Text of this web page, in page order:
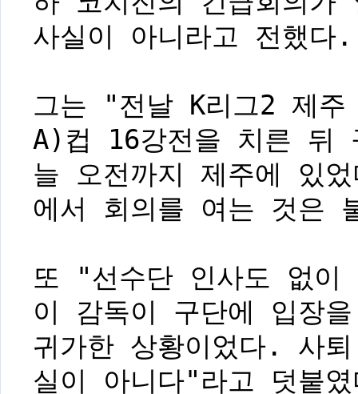
사실이 아니라고 전했다.
그는 "전날 K리그2 제주
A)컵 16강전을 치른 뒤
늘 오전까지 제주에 있
에서 회의를 여는 것은
또 "선수단 인사도 없이
이 감독이 구단에 입장
귀가한 상황이었다. 사
실이 아니다"라고 덧붙